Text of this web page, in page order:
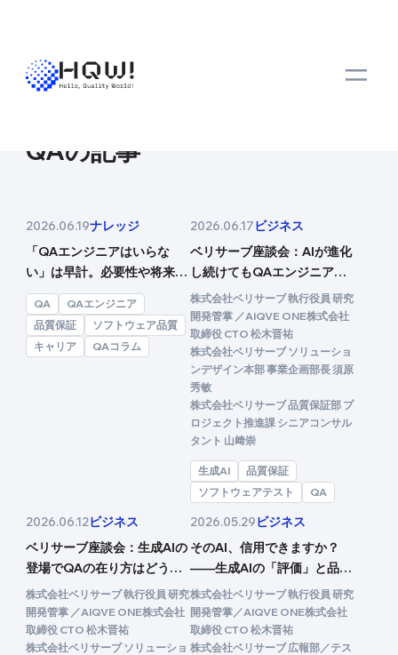
トップ メディア検索結果
QAの記事
2026.06.19ナレッジ
「QAエンジニアはいらな
い」は早計。必要性や将来
性、アメリカの動向を解説
QA
QAエンジニア
品質保証
ソフトウェア品質
キャリア
QAコラム
2026.06.17ビジネス
ベリサーブ座談会：AIが進化
し続けてもQAエンジニアが
残る理由（後編）
株式会社ベリサーブ 執行役員 研究
開発管掌 ／AIQVE ONE株式会社
取締役 CTO 松木晋祐
株式会社ベリサーブ ソリューショ
ンデザイン本部 事業企画部長 須原
秀敏
株式会社ベリサーブ 品質保証部 プ
ロジェクト推進課 シニアコンサル
タント 山﨑崇
生成AI
品質保証
ソフトウェアテスト
QA
2026.06.12ビジネス
ベリサーブ座談会：生成AIの
登場でQAの在り方はどう変
わった？（前編）
株式会社ベリサーブ 執行役員 研究
開発管掌 ／AIQVE ONE株式会社
取締役 CTO 松木晋祐
株式会社ベリサーブ ソリューショ
2026.05.29ビジネス
そのAI、信用できますか？
——生成AIの「評価」と品質
保証の新常識
株式会社ベリサーブ 執行役員 研究
開発管掌／AIQVE ONE株式会社
取締役 CTO 松木晋祐
株式会社ベリサーブ 広報部／テス